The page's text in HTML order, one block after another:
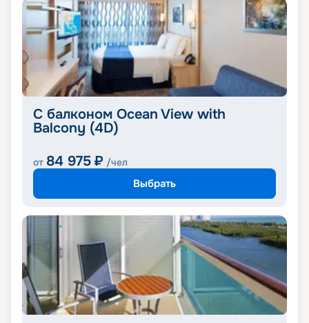
С балконом Ocean View with
Balcony (4D)
от 84 975 ₽ /чел
Выбрать